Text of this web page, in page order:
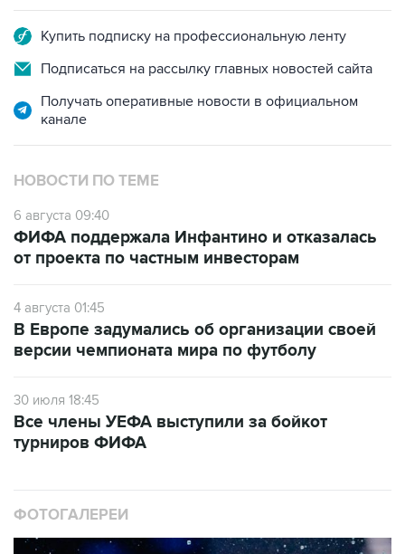
Купить подписку на профессиональную ленту
Подписаться на рассылку главных новостей сайта
Получать оперативные новости в официальном
канале
НОВОСТИ ПО ТЕМЕ
6 августа 09:40
ФИФА поддержала Инфантино и отказалась
от проекта по частным инвесторам
4 августа 01:45
В Европе задумались об организации своей
версии чемпионата мира по футболу
30 июля 18:45
Все члены УЕФА выступили за бойкот
турниров ФИФА
ФОТОГАЛЕРЕИ